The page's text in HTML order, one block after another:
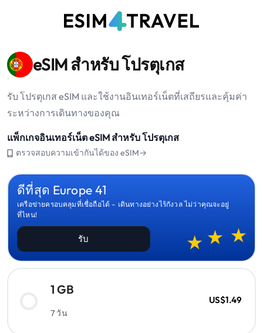
eSIM สำหรับ โปรตุเกส
รับ โปรตุเกส eSIM และใช้งานอินเทอร์เน็ตที่เสถียรและคุ้มค่า
ระหว่างการเดินทางของคุณ
แพ็กเกจอินเทอร์เน็ต eSIM สำหรับ โปรตุเกส
ตรวจสอบความเข้ากันได้ของ eSIM→
ดีที่สุด Europe 41
เครือข่ายครอบคลุมที่เชื่อถือได้ – เดินทางอย่างไร้กังวล ไม่ว่าคุณจะอยู่
ที่ไหน!
รับ
1 GB
7 วัน
US$1.49